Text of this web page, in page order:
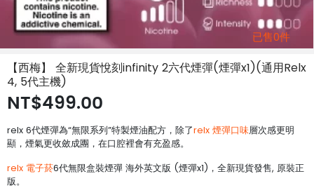
已售0件
【西梅】 全新現貨悅刻infinity 2六代煙彈(煙彈x1)(通用Relx
4, 5代主機)
NT$499.00
relx 6代煙彈為“無限系列”特製煙油配方，除了relx 煙彈口味層次感更明
顯，煙氣更收斂成團，在口腔裡會有充盈感。
relx 電子菸6代無限盒裝煙彈 海外英文版 (煙彈x1)，全新現貨發售, 原裝正
版。